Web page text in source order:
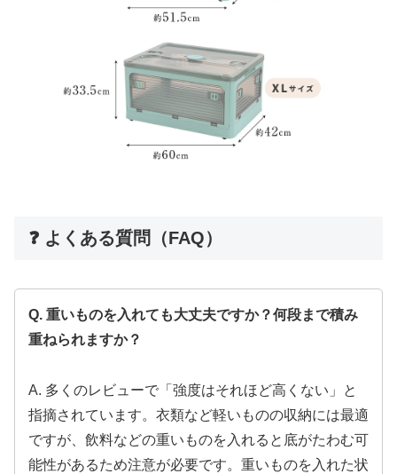
❓ よくある質問（FAQ）
Q. 重いものを入れても大丈夫ですか？何段まで積み
重ねられますか？
A. 多くのレビューで「強度はそれほど高くない」と
指摘されています。衣類など軽いものの収納には最適
ですが、飲料などの重いものを入れると底がたわむ可
能性があるため注意が必要です。重いものを入れた状